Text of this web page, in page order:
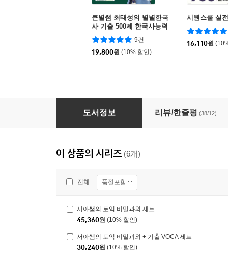
큰별쌤 최태성의 별별한국
사 기출 500제 한국사능력
검정시험 기본(4,5,6급)
9건
19,800원 (10% 할인)
시원스쿨 실
16,110원
서아쌤의 토익 비밀과외 START
도서정보 리뷰/한줄평 (38/12)
이 상품의 시리즈 (6개)
전체 품절포함
서아쌤의 토익 비밀과외 세트
45,360원 (10% 할인)
서아쌤의 토익 비밀과외 + 기출 VOCA 세트
30,240원 (10% 할인)